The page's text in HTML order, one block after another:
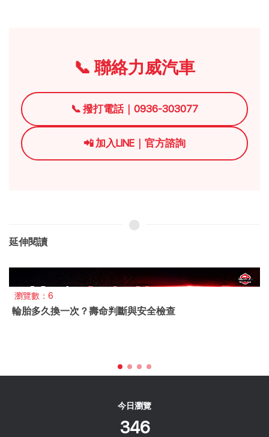
📞 聯絡力威汽車
📞 撥打電話｜0936-303077
📲 加入LINE｜官方諮詢
延伸閱讀
瀏覽數：6
輪胎多久換一次？壽命判斷與安全檢查
今日瀏覽
346